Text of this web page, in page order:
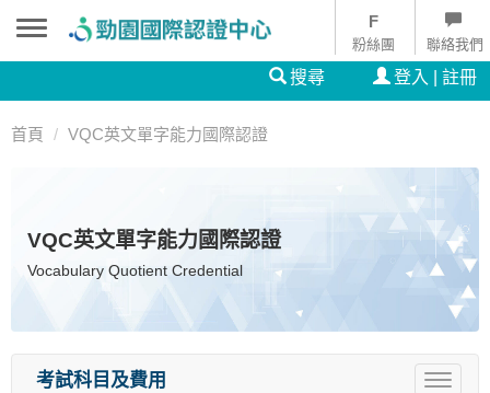
粉絲團 聯絡我們
搜尋 登入 | 註冊
首頁 VQC英文單字能力國際認證
VQC英文單字能力國際認證
Vocabulary Quotient Credential
Toggle
考試科目及費用